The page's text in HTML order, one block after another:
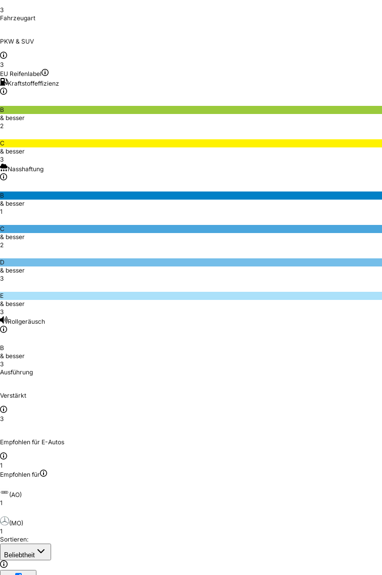
3
Fahrzeugart
PKW & SUV
3
EU Reifenlabel
Kraftstoffeffizienz
B
& besser
2
C
& besser
3
Nasshaftung
B
& besser
1
C
& besser
2
D
& besser
3
E
& besser
3
Rollgeräusch
B
& besser
3
Ausführung
Verstärkt
3
Empfohlen für E-Autos
1
Empfohlen für
(AO)
1
(MO)
1
Sortieren:
Beliebtheit